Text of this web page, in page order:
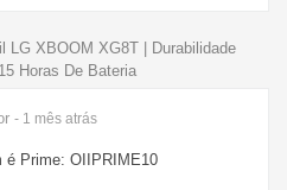
LG XBOOM XG8T | Durabilidade
Horas De Bateria
- 1 mês atrás
é Prime: OIIPRIME10